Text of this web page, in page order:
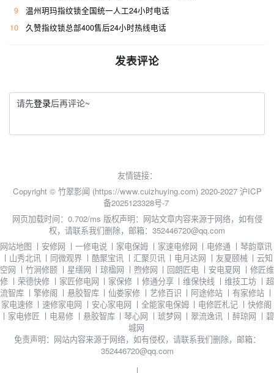
9
温州玥玛指纹锁全国统一人工24小时电话
10
久赞指纹锁总部400售后24小时热线电话
发表评论
请先登录后再评论~
友情链接：
Copyright © 竹翠影闻 (https://www.cuizhuying.com) 2020-2027 沪ICP
备2025123328号-7
网页加载时间：0.702/ms 版权声明：网站文章内容来源于网络，如有侵
权，请联系我们删除，邮箱：352446720@qq.com
网站地图 丨 安修网 丨 一修电说 丨 家电保姆 丨 家速电修网 丨 电修通 丨琴韵章讯
丨 山秀北讯 丨 同微观界 丨 酷聚宝讯 丨 汇聚贝讯 丨 电月达网 丨 友夏颐械 丨云知
空网 丨 竹涧修颐 丨 星缮网 丨琼楹网 丨 煦修网 丨 回朗匠电 丨 安电夏网 丨 修匠维
修 丨 荣德快修 丨 家匠修电网 丨 家保修 丨 修通分享 丨维保快线 丨维技工坊 丨 超
流智库 丨 擎修阁 丨 悬胶智库 丨仙娄家修 丨 艺修百识 丨 阿途修站 丨 有家修站 丨
家电速修 丨 速修家电网 丨 安心家电网 丨 全能家电保姆 丨 电修匠札记 丨 快修阁
丨 家电修匠 丨 电易修 丨 悬胶智库 丨琴心网 丨 琥梦网 丨翠流逸讯 丨醉琼网 丨 碧
城网
免责声明：网站内容来源于网络，如有侵权，请联系我们删除，邮箱：
352446720@qq.com